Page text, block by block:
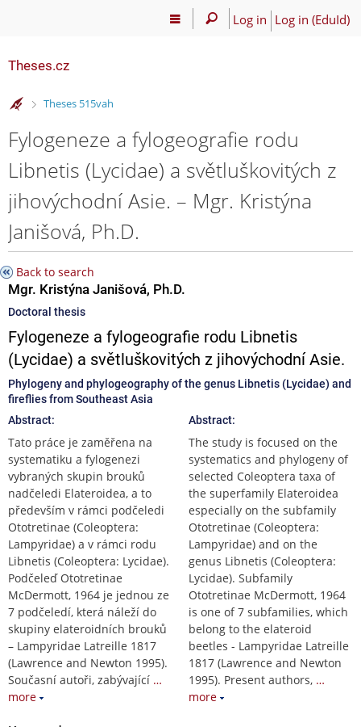
Log in Log in (EduId)
Theses.cz
>
Theses 515vah
Fylogeneze a fylogeografie rodu
Libnetis (Lycidae) a světluškovitých z
jihovýchodní Asie. – Mgr. Kristýna
Janišová, Ph.D.
Back to search
Mgr. Kristýna Janišová, Ph.D.
Doctoral thesis
Fylogeneze a fylogeografie rodu Libnetis
(Lycidae) a světluškovitých z jihovýchodní Asie.
Phylogeny and phylogeography of the genus Libnetis (Lycidae) and
fireflies from Southeast Asia
Abstract:
Tato práce je zaměřena na
systematiku a fylogenezi
vybraných skupin brouků
nadčeledi Elateroidea, a to
především v rámci podčeledi
Ototretinae (Coleoptera:
Lampyridae) a v rámci rodu
Libnetis (Coleoptera: Lycidae).
Podčeleď Ototretinae
McDermott, 1964 je jednou ze
7 podčeledí, která náleží do
skupiny elateroidních brouků
– Lampyridae Latreille 1817
(Lawrence and Newton 1995).
Současní autoři, zabývající …
more
Abstract:
The study is focused on the
systematics and phylogeny of
selected Coleoptera taxa of
the superfamily Elateroidea
especially on the subfamily
Ototretinae (Coleoptera:
Lampyridae) and on the
genus Libnetis (Coleoptera:
Lycidae). Subfamily
Ototretinae McDermott, 1964
is one of 7 subfamilies, which
belong to the elateroid
beetles - Lampyridae Latreille
1817 (Lawrence and Newton
1995). Present authors, …
more